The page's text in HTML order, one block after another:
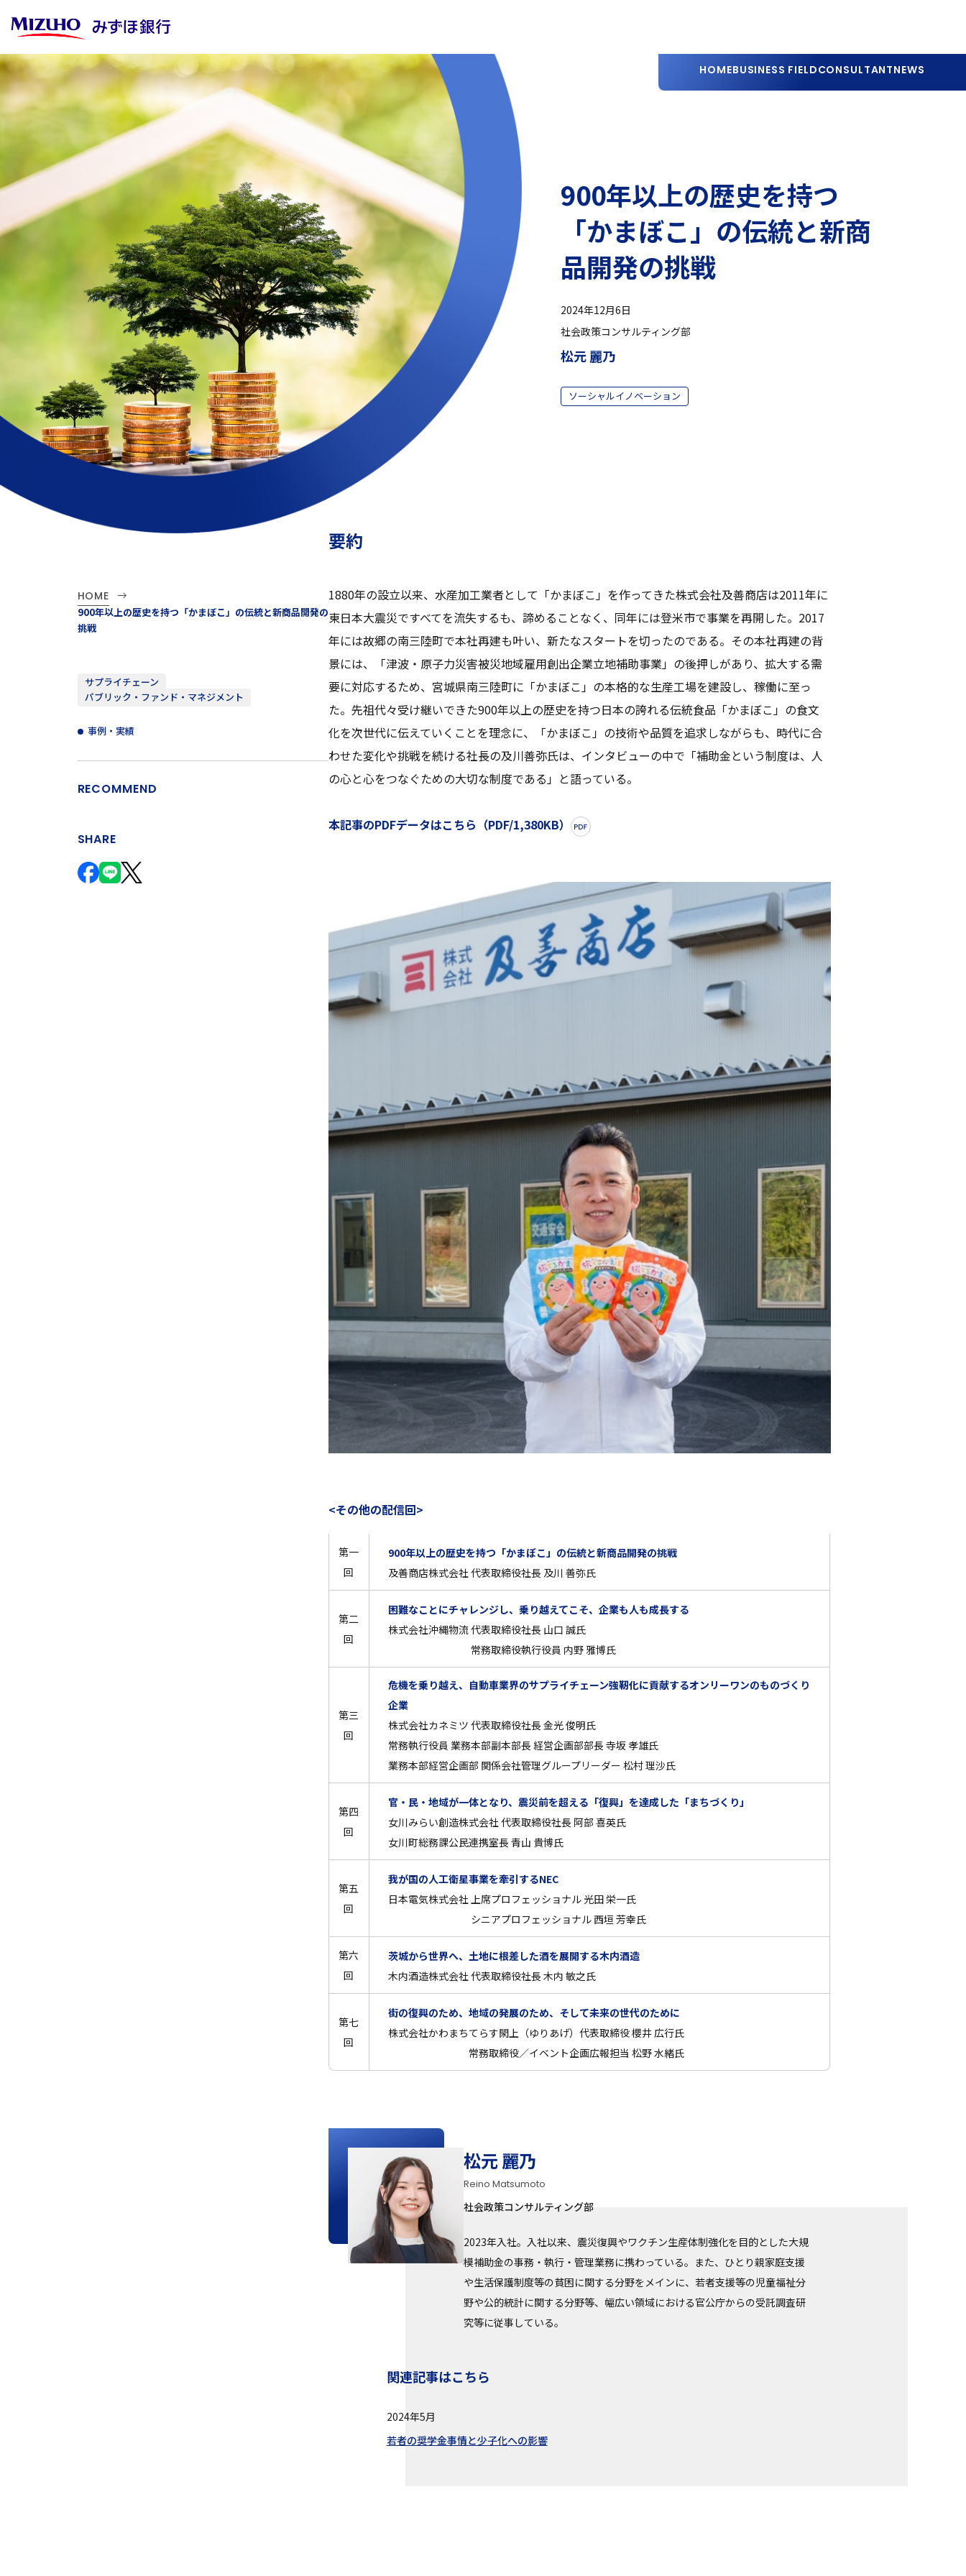
HOMEBUSINESS FIELDCONSULTANTNEWS
900年以上の歴史を持つ
「かまぼこ」の伝統と新商
品開発の挑戦
2024年12月6日
社会政策コンサルティング部
松元 麗乃
ソーシャルイノベーション
HOME
900年以上の歴史を持つ「かまぼこ」の伝統と新商品開発の
挑戦
サプライチェーン
パブリック・ファンド・マネジメント
事例・実績
RECOMMEND
SHARE
要約
1880年の設立以来、水産加工業者として「かまぼこ」を作ってきた株式会社及善商店は2011年に
東日本大震災ですべてを流失するも、諦めることなく、同年には登米市で事業を再開した。2017
年には故郷の南三陸町で本社再建も叶い、新たなスタートを切ったのである。その本社再建の背
景には、「津波・原子力災害被災地域雇用創出企業立地補助事業」の後押しがあり、拡大する需
要に対応するため、宮城県南三陸町に「かまぼこ」の本格的な生産工場を建設し、稼働に至っ
た。先祖代々受け継いできた900年以上の歴史を持つ日本の誇れる伝統食品「かまぼこ」の食文
化を次世代に伝えていくことを理念に、「かまぼこ」の技術や品質を追求しながらも、時代に合
わせた変化や挑戦を続ける社長の及川善弥氏は、インタビューの中で「補助金という制度は、人
の心と心をつなぐための大切な制度である」と語っている。
本記事のPDFデータはこちら（PDF/1,380KB）
<その他の配信回>
第一
回
900年以上の歴史を持つ「かまぼこ」の伝統と新商品開発の挑戦
及善商店株式会社 代表取締役社長 及川 善弥氏
第二
回
困難なことにチャレンジし、乗り越えてこそ、企業も人も成長する
株式会社沖縄物流 代表取締役社長 山口 誠氏
常務取締役執行役員 内野 雅博氏
第三
回
危機を乗り越え、自動車業界のサプライチェーン強靭化に貢献するオンリーワンのものづくり
企業
株式会社カネミツ 代表取締役社長 金光 俊明氏
常務執行役員 業務本部副本部長 経営企画部部長 寺坂 孝雄氏
業務本部経営企画部 関係会社管理グループリーダー 松村 理沙氏
第四
回
官・民・地域が一体となり、震災前を超える「復興」を達成した「まちづくり」
女川みらい創造株式会社 代表取締役社長 阿部 喜英氏
女川町総務課公民連携室長 青山 貴博氏
第五
回
我が国の人工衛星事業を牽引するNEC
日本電気株式会社 上席プロフェッショナル 光田 栄一氏
シニアプロフェッショナル 西垣 芳幸氏
第六
回
茨城から世界へ、土地に根差した酒を展開する木内酒造
木内酒造株式会社 代表取締役社長 木内 敏之氏
第七
回
街の復興のため、地域の発展のため、そして未来の世代のために
株式会社かわまちてらす閖上（ゆりあげ）代表取締役 櫻井 広行氏
常務取締役／イベント企画広報担当 松野 水緒氏
松元 麗乃
Reino Matsumoto
社会政策コンサルティング部
2023年入社。入社以来、震災復興やワクチン生産体制強化を目的とした大規
模補助金の事務・執行・管理業務に携わっている。また、ひとり親家庭支援
や生活保護制度等の貧困に関する分野をメインに、若者支援等の児童福祉分
野や公的統計に関する分野等、幅広い領域における官公庁からの受託調査研
究等に従事している。
関連記事はこちら
2024年5月
若者の奨学金事情と少子化への影響